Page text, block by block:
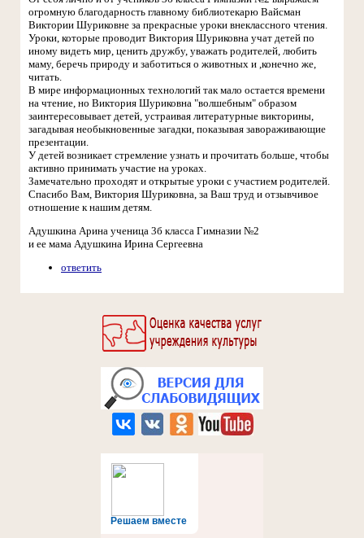
Решаем вместе
огромную благодарность главному библиотекарю Вайсман
Виктории Шуриковне за прекрасные уроки внеклассного чтения.
Уроки, которые проводит Виктория Шуриковна учат детей по
иному видеть мир, ценить дружбу, уважать родителей, любить
маму, беречь природу и заботиться о животных и ,конечно же,
читать.
В мире информационных технологий так мало остается времени
на чтение, но Виктория Шуриковна "волшебным" образом
заинтересовывает детей, устраивая литературные викторины,
загадывая необыкновенные загадки, показывая завораживающие
презентации.
У детей возникает стремление узнать и прочитать больше, чтобы
активно принимать участие на уроках.
Замечательно проходят и открытые уроки с участием родителей.
Спасибо Вам, Виктория Шуриковна, за Ваш труд и отзывчивое
отношение к нашим детям.
Адушкина Арина ученица 3б класса Гимназии №2
и ее мама Адушкина Ирина Сергеевна
ответить